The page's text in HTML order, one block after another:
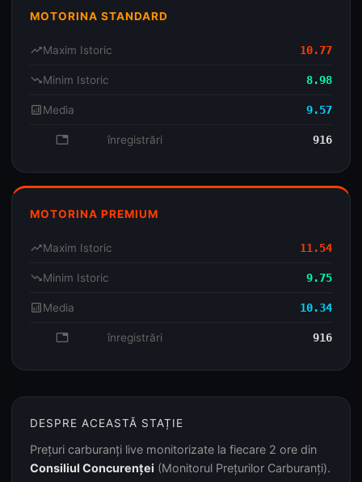
MOTORINA STANDARD
trending_upMaxim Istoric 10.77
trending_downMinim Istoric 8.98
analyticsMedia 9.57
database înregistrări 916
MOTORINA PREMIUM
trending_upMaxim Istoric 11.54
trending_downMinim Istoric 9.75
analyticsMedia 10.34
database înregistrări 916
DESPRE ACEASTĂ STAȚIE
Prețuri carburanți live monitorizate la fiecare 2 ore din
Consiliul Concurenței (Monitorul Prețurilor Carburanți).